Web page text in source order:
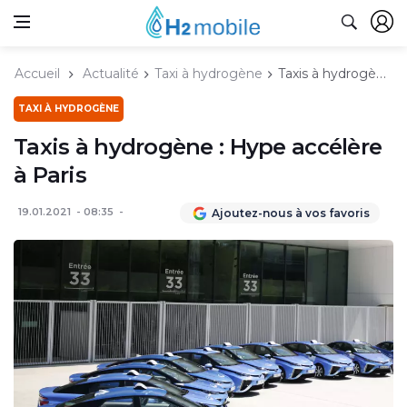
Accueil Actualité Taxi à hydrogène Taxis à hydrogène : Hype accélère à Paris
TAXI À HYDROGÈNE
Taxis à hydrogène : Hype accélère
à Paris
19.01.2021 08:35 Ajoutez-nous à vos favoris